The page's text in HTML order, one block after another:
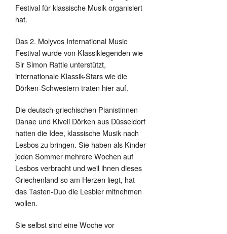
Festival für klassische Musik organisiert
hat.
Das 2. Molyvos International Music
Festival wurde von Klassiklegenden wie
Sir Simon Rattle unterstützt,
internationale Klassik-Stars wie die
Dörken-Schwestern traten hier auf.
Die deutsch-griechischen Pianistinnen
Danae und Kiveli Dörken aus Düsseldorf
hatten die Idee, klassische Musik nach
Lesbos zu bringen. Sie haben als Kinder
jeden Sommer mehrere Wochen auf
Lesbos verbracht und weil ihnen dieses
Griechenland so am Herzen liegt, hat
das Tasten-Duo die Lesbier mitnehmen
wollen.
Sie selbst sind eine Woche vor